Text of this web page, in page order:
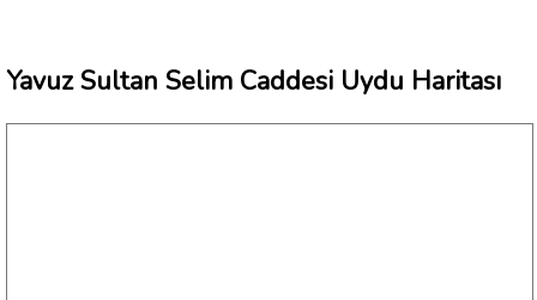
Yavuz Sultan Selim Caddesi Uydu Haritası